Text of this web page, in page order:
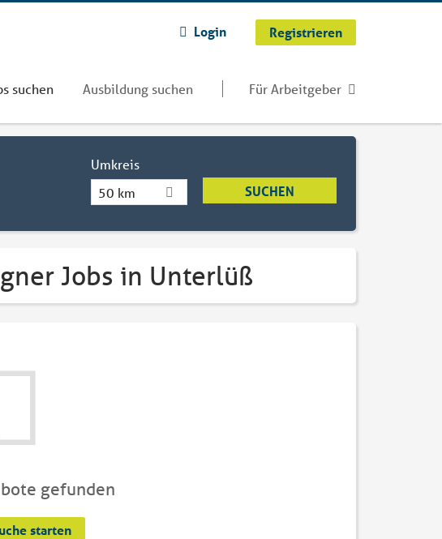
Login Registrieren
suchen Ausbildung suchen Für Arbeitgeber
Umkreis
50 km
Jobs in Unterlüß
gefunden
starten